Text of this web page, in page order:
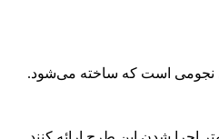
نجومی است که ساخته می‌شود.